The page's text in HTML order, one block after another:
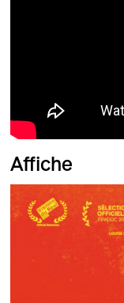
Affiche